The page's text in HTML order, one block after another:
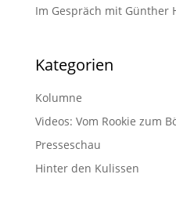
Im Gespräch mit Günther
Kategorien
Kolumne
Videos: Vom Rookie zum
Presseschau
Hinter den Kulissen